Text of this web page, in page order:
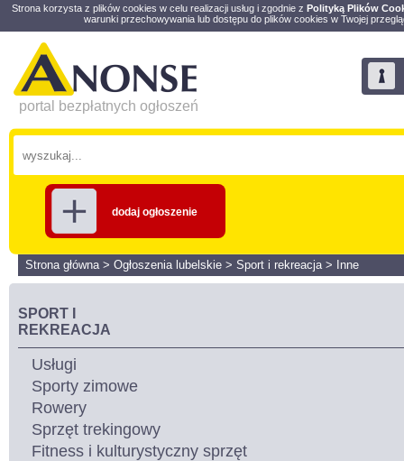
Strona korzysta z plików cookies w celu realizacji usług i zgodnie z Polityką Plików
warunki przechowywania lub dostępu do plików cookies w Twojej
portal bezpłatnych ogłoszeń
dodaj ogłoszenie
Strona główna> Ogłoszenia lubelskie > Sport i rekreacja> Inne
SPORT I
REKREACJA
Usługi
Sporty zimowe
Rowery
Sprzęt trekingowy
Fitness i kulturystyczny sprzęt